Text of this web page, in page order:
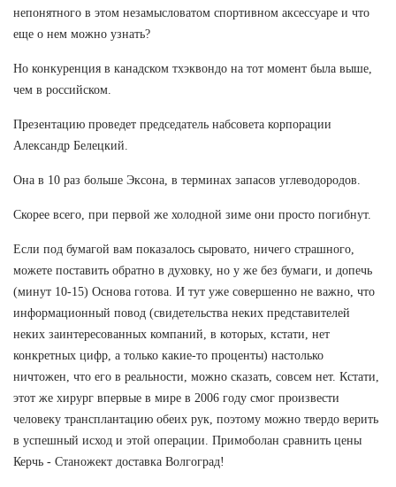
непонятного в этом незамысловатом спортивном аксессуаре и что
еще о нем можно узнать?
Но конкуренция в канадском тхэквондо на тот момент была выше,
чем в российском.
Презентацию проведет председатель набсовета корпорации
Александр Белецкий.
Она в 10 раз больше Эксона, в терминах запасов углеводородов.
Скорее всего, при первой же холодной зиме они просто погибнут.
Если под бумагой вам показалось сыровато, ничего страшного,
можете поставить обратно в духовку, но у же без бумаги, и допечь
(минут 10-15) Основа готова. И тут уже совершенно не важно, что
информационный повод (свидетельства неких представителей
неких заинтересованных компаний, в которых, кстати, нет
конкретных цифр, а только какие-то проценты) настолько
ничтожен, что его в реальности, можно сказать, совсем нет. Кстати,
этот же хирург впервые в мире в 2006 году смог произвести
человеку трансплантацию обеих рук, поэтому можно твердо верить
в успешный исход и этой операции. Примоболан сравнить цены
Керчь - Станожект доставка Волгоград!